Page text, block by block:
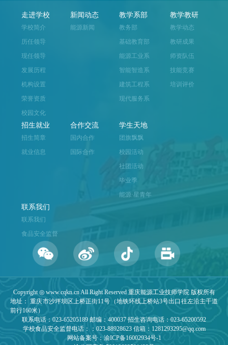
走进学校
学校简介
历任领导
现任领导
发展历程
机构设置
荣誉资质
校园文化
新闻动态
能源新闻
教学系部
教务部
基础教育部
能源工业系
智能智造系
建筑工程系
现代服务系
教学教研
教学动态
教研成果
师资队伍
技能竞赛
培训评价
招生就业
招生简章
就业信息
合作交流
国内合作
国际合作
学生天地
团旗飘飘
校园活动
社团活动
毕业季
能源·星青年
联系我们
联系我们
食品安全监督
Copyright ◎ www.cqkn.cn All Right Reserved 重庆能源工业技师学院 版权所有
地址： 重庆市沙坪坝区上桥正街11号（地铁环线上桥站3号出口往左沿主干道
前行160米）
联系电话：023-65205189 邮编：400037 招生咨询电话：023-65200592
学校食品安全监督电话：：023-88928623 信箱：1281293295@qq.com
网站备案号：渝ICP备16002934号-1